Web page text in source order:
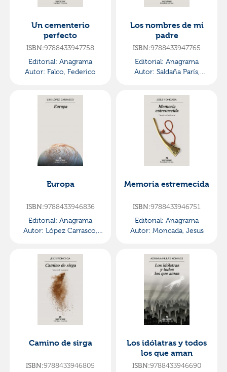
Un cementerio
perfecto
ISBN:9788433947758
Editorial: Anagrama
Autor: Falco, Federico
Los nombres de mi
padre
ISBN:9788433947765
Editorial: Anagrama
Autor: Saldaña París,
Europa
ISBN:9788433946836
Editorial: Anagrama
Autor: López Carrasco,
Memoria estremecida
ISBN:9788433946751
Editorial: Anagrama
Autor: Moncada, Jesus
Camino de sirga
ISBN:9788433946805
Los idólatras y todos
los que aman
ISBN:9788433946690